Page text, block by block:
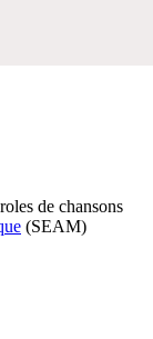
de chansons
(SEAM)